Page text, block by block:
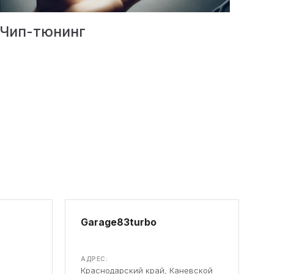
Чип-тюнинг
Garage83turbo
АДРЕС:
Краснодарский край, Каневской